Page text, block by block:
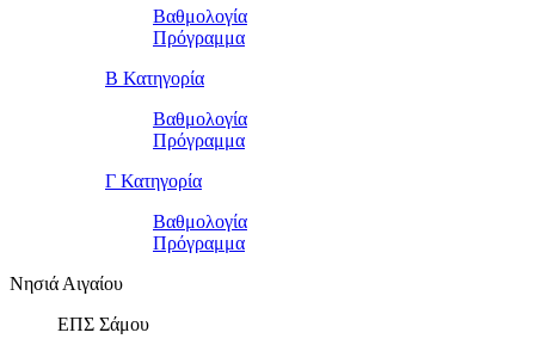
Βαθμολογία
Πρόγραμμα
Β Κατηγορία
Βαθμολογία
Πρόγραμμα
Γ Κατηγορία
Βαθμολογία
Πρόγραμμα
Νησιά Αιγαίου
ΕΠΣ Σάμου